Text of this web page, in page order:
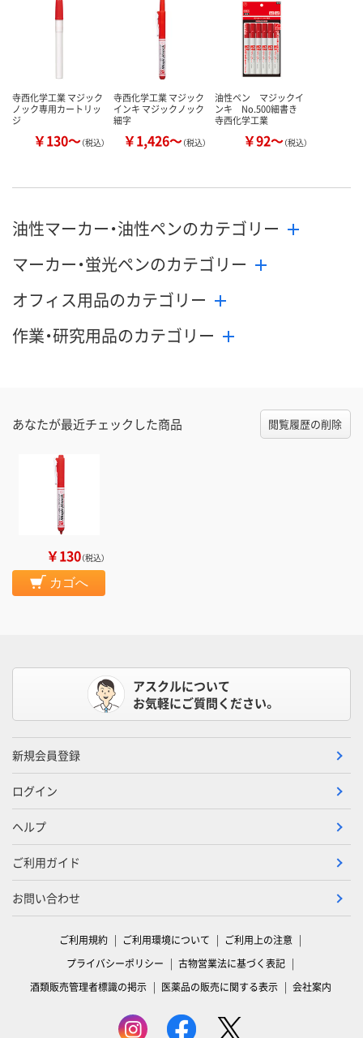
カゴへ
寺西化学工業 マジック
ノック専用カートリッ
ジ
￥130～（税込）
寺西化学工業 マジック
インキ マジックノック
細字
￥1,426～（税込）
油性ペン マジックイ
ンキ No.500細書き
寺西化学工業
￥92～（税込）
油性マーカー・油性ペンのカテゴリー
マーカー・蛍光ペンのカテゴリー
オフィス用品のカテゴリー
作業・研究用品のカテゴリー
あなたが最近チェックした商品 閲覧履歴の削除
￥130（税込）
カゴへ
アスクルについて
お気軽にご質問ください。
新規会員登録
ログイン
ヘルプ
ご利用ガイド
お問い合わせ
ご利用規約 ご利用環境について
ご利用上の注意
プライバシーポリシー
古物営業法に基づく表記
酒類販売管理者標識の掲示
医薬品の販売に関する表示 会社案内